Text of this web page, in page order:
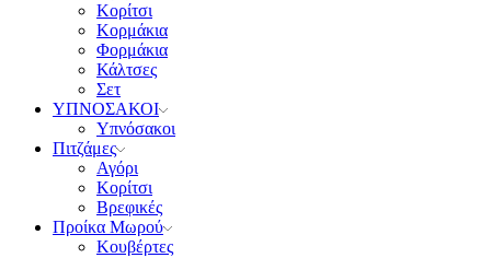
Κορίτσι
Κορμάκια
Φορμάκια
Κάλτσες
Σετ
ΥΠΝΟΣΑΚΟΙ
Υπνόσακοι
Πιτζάμες
Αγόρι
Κορίτσι
Βρεφικές
Προίκα Μωρού
Κουβέρτες